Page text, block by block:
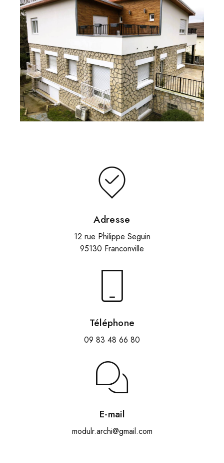
Adresse
12 rue Philippe Seguin
95130 Franconville
Téléphone
09 83 48 66 80
E-mail
modulr.archi@gmail.com